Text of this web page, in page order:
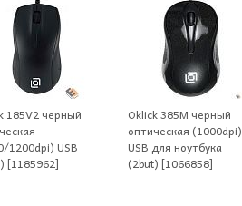
185V2 черный
1200dpi) USB
[1185962]
Oklick 385M черный
оптическая (1000dpi)
USB для ноутбука
(2but) [1066858]